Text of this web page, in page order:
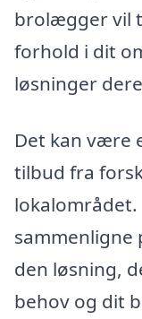
brolægger vil
forhold i dit
løsninger
Det kan være
tilbud fra
lokalområdet.
sammenligne
den løsning,
behov og dit